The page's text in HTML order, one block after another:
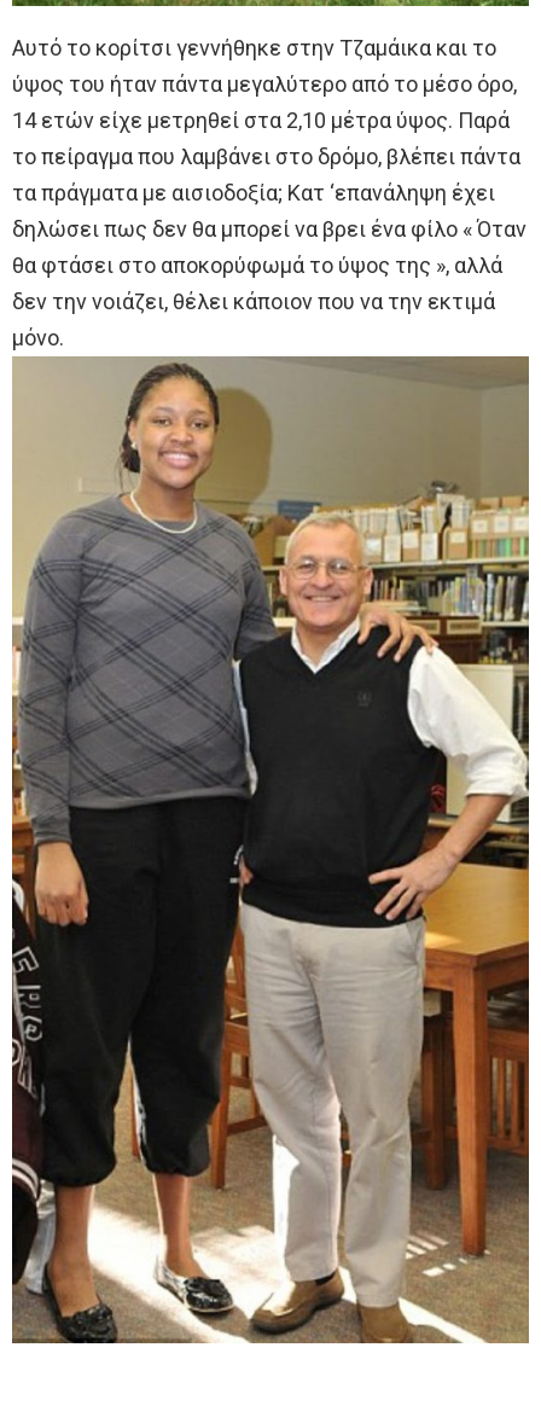
Αυτό το κορίτσι γεννήθηκε στην Τζαμάικα και το
ύψος του ήταν πάντα μεγαλύτερο από το μέσο όρο,
14 ετών είχε μετρηθεί στα 2,10 μέτρα ύψος. Παρά
το πείραγμα που λαμβάνει στο δρόμο, βλέπει πάντα
τα πράγματα με αισιοδοξία; Κατ ‘επανάληψη έχει
δηλώσει πως δεν θα μπορεί να βρει ένα φίλο « Όταν
θα φτάσει στο αποκορύφωμά το ύψος της », αλλά
δεν την νοιάζει, θέλει κάποιον που να την εκτιμά
μόνο.